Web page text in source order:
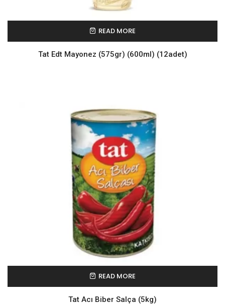
READ MORE
Tat Edt Mayonez (575gr) (600ml) (12adet)
READ MORE
Tat Acı Biber Salça (5kg)